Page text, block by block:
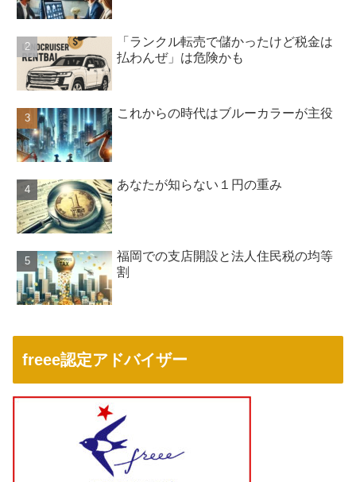
「ランクル転売で儲かったけど税金は
払わんぜ」は危険かも
これからの時代はブルーカラーが主役
あなたが知らない１円の重み
福岡での支店開設と法人住民税の均等
割
freee認定アドバイザー